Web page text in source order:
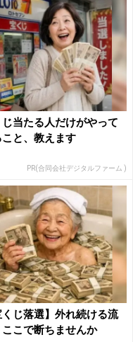
当たる人だけがやって
こと、教えます
PR(合同会社デジタルファーム )
くじ落選】外れ続ける流
こで断ちませんか